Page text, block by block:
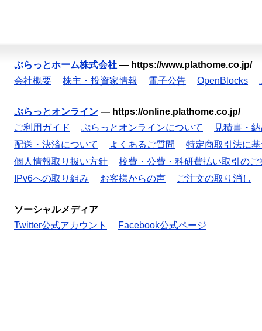
ぷらっとホーム株式会社 — https://www.plathome.co.jp/
会社概要
株主・投資家情報 電子公告 OpenBlocks
ぷらっとオンライン — https://online.plathome.co.jp/
ご利用ガイド
ぷらっとオンラインについて
見積書・
配送・決済について
よくあるご質問
特定商取引法に
個人情報取り扱い方針
校費・公費・科研費払い取引のご
IPv6への取り組み
お客様からの声 ご注文の取り消し
ソーシャルメディア
Twitter公式アカウント
Facebook公式ページ